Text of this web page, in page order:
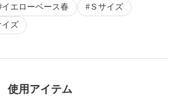
イエローベース春
Ｓサイズ
イズ
使用アイテム